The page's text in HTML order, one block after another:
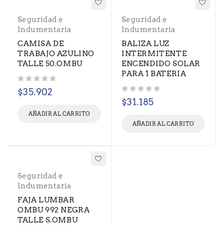
Seguridad e
Indumentaria
CAMISA DE
TRABAJO AZULINO
TALLE 50.OMBU
$35.902
AÑADIR AL CARRITO
Seguridad e
Indumentaria
BALIZA LUZ
INTERMITENTE
ENCENDIDO SOLAR
PARA 1 BATERIA
$31.185
AÑADIR AL CARRITO
Seguridad e
Indumentaria
FAJA LUMBAR
OMBU 992 NEGRA
TALLE S.OMBU